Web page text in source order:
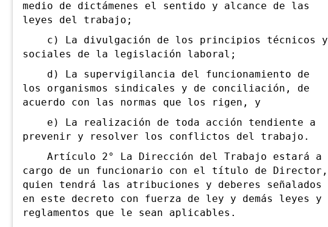
medio de dictámenes el sentido y alcance de las
leyes del trabajo;
c) La divulgación de los principios técnicos y
sociales de la legislación laboral;
d) La supervigilancia del funcionamiento de
los organismos sindicales y de conciliación, de
acuerdo con las normas que los rigen, y
e) La realización de toda acción tendiente a
prevenir y resolver los conflictos del trabajo.
Artículo 2° La Dirección del Trabajo estará a
cargo de un funcionario con el título de Director,
quien tendrá las atribuciones y deberes señalados
en este decreto con fuerza de ley y demás leyes y
reglamentos que le sean aplicables.